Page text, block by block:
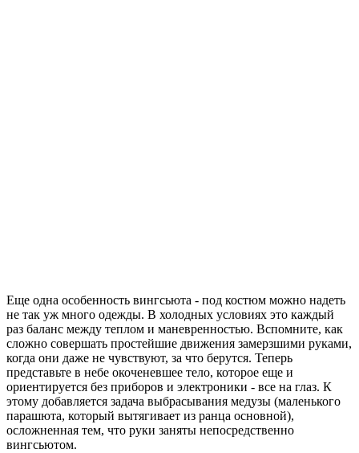
Еще одна особенность вингсьюта - под костюм можно надеть
не так уж много одежды. В холодных условиях это каждый
раз баланс между теплом и маневренностью. Вспомните, как
сложно совершать простейшие движения замерзшими руками,
когда они даже не чувствуют, за что берутся. Теперь
представьте в небе окоченевшее тело, которое еще и
ориентируется без приборов и электроники - все на глаз. К
этому добавляется задача выбрасывания медузы (маленького
парашюта, который вытягивает из ранца основной),
осложненная тем, что руки заняты непосредственно
вингсьютом.